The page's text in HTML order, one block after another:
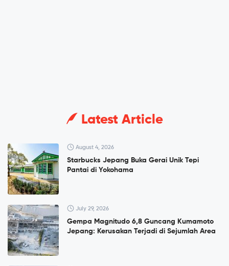
Latest Article
August 4, 2026
Starbucks Jepang Buka Gerai Unik Tepi
Pantai di Yokohama
July 29, 2026
Gempa Magnitudo 6,8 Guncang Kumamoto
Jepang: Kerusakan Terjadi di Sejumlah Area